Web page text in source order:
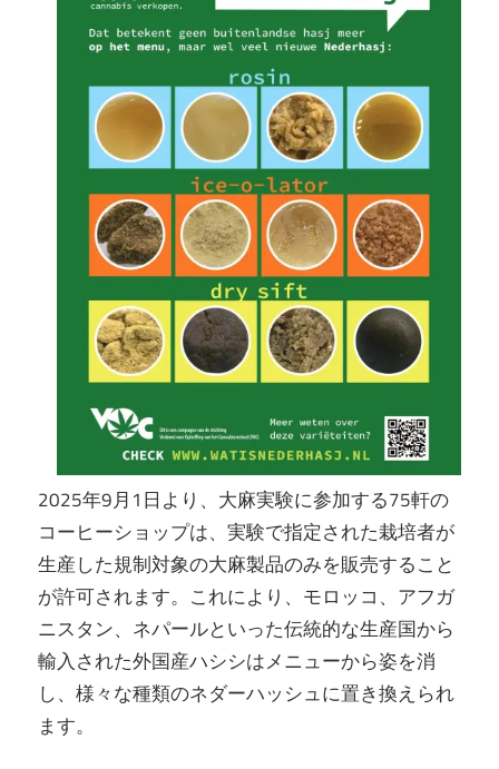
2025年9月1日より、大麻実験に参加する75軒の
コーヒーショップは、実験で指定された栽培者が
生産した規制対象の大麻製品のみを販売すること
が許可されます。これにより、モロッコ、アフガ
ニスタン、ネパールといった伝統的な生産国から
輸入された外国産ハシシはメニューから姿を消
し、様々な種類のネダーハッシュに置き換えられ
ます。